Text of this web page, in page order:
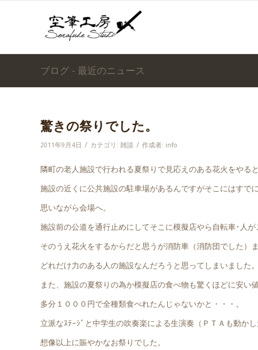
ブログ - 最近のニュース
驚きの祭りでした。
2011年9月4日 / カテゴリ: 雑談 / 作成者: info
隣町の老人施設で行われる夏祭りで見応えのある花火をやる
施設の近くに公共施設の駐車場があるんですがそこにはすで
思いながら会場へ。
施設前の公道を通行止めにしてそこに模擬店やら自転車･人が
そのうえ花火をするからだと思うが消防車（消防団でした）
どれだけ力のある人の施設なんだろうと思ってしまいました。
また、施設の夏祭りの為か模擬店の食べ物も驚くほどに安い
多分１０００円で全種類食べれたんじゃないかと・・・。
立派なｽﾃｰｼﾞと中学生の吹奏楽による生演奏（ＰＴＡも動かし
想像以上に賑やかなお祭りでした。